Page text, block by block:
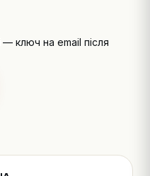
— ключ на email після